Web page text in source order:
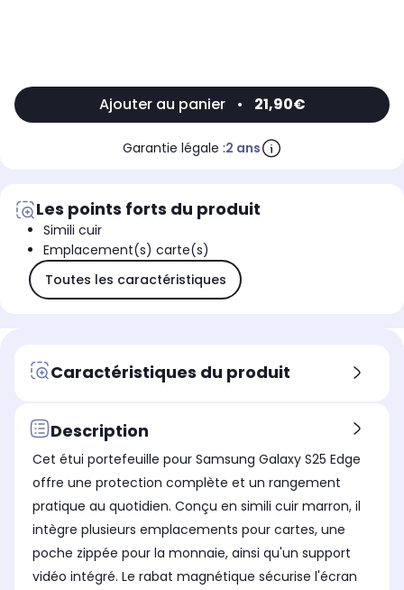
Ajouter au panier • 21,90€
Garantie légale :2 ans
Les points forts du produit
Simili cuir
Emplacement(s) carte(s)
Toutes les caractéristiques
Caractéristiques du produit
Description
Cet étui portefeuille pour Samsung Galaxy S25 Edge
offre une protection complète et un rangement
pratique au quotidien. Conçu en simili cuir marron, il
intègre plusieurs emplacements pour cartes, une
poche zippée pour la monnaie, ainsi qu'un support
vidéo intégré. Le rabat magnétique sécurise l'écran